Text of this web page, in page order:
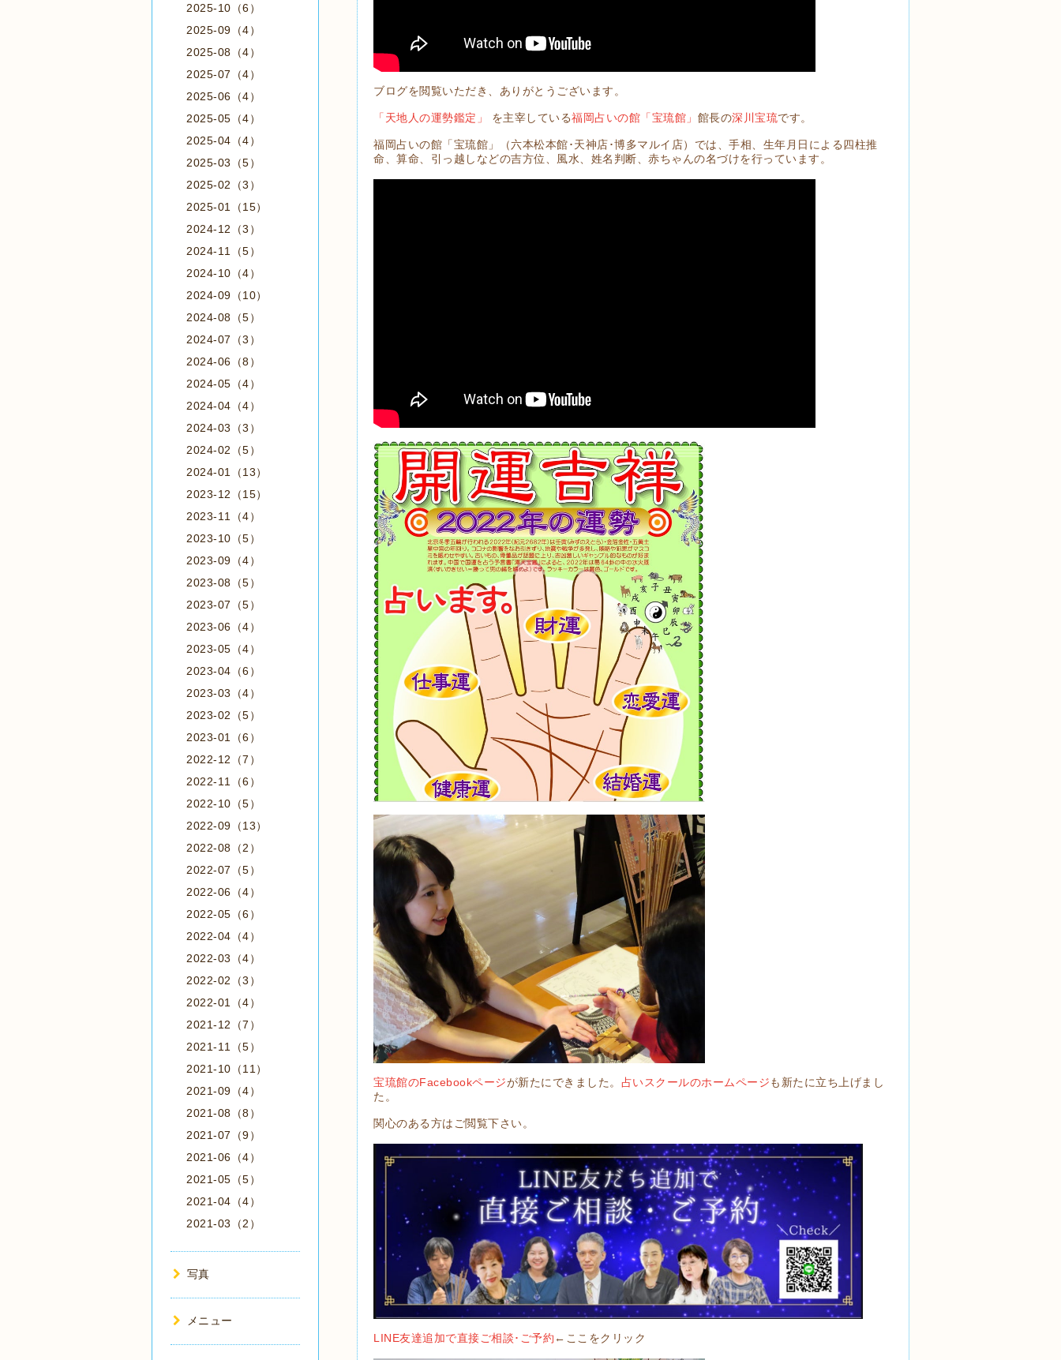
ブログを閲覧いただき、ありがとうございます。
「天地人の運勢鑑定」 を主宰している福岡占いの館「宝琉館」 館長の深川宝琉です。
福岡占いの館「宝琉館」（六本松本館･天神店･博多マルイ店）では、手相、生年月日による四柱推
命、算命、引っ越しなどの吉方位、風水、姓名判断、赤ちゃんの名づけを行っています。
宝琉館のFacebookページが新たにできました。 占いスクールのホームページも新たに立ち上げまし
た。
関心のある方はご閲覧下さい。
LINE友達追加で直接ご相談･ご予約 ←ここをクリック
2025-10（6）
2025-09（4）
2025-08（4）
2025-07（4）
2025-06（4）
2025-05（4）
2025-04（4）
2025-03（5）
2025-02（3）
2025-01（15）
2024-12（3）
2024-11（5）
2024-10（4）
2024-09（10）
2024-08（5）
2024-07（3）
2024-06（8）
2024-05（4）
2024-04（4）
2024-03（3）
2024-02（5）
2024-01（13）
2023-12（15）
2023-11（4）
2023-10（5）
2023-09（4）
2023-08（5）
2023-07（5）
2023-06（4）
2023-05（4）
2023-04（6）
2023-03（4）
2023-02（5）
2023-01（6）
2022-12（7）
2022-11（6）
2022-10（5）
2022-09（13）
2022-08（2）
2022-07（5）
2022-06（4）
2022-05（6）
2022-04（4）
2022-03（4）
2022-02（3）
2022-01（4）
2021-12（7）
2021-11（5）
2021-10（11）
2021-09（4）
2021-08（8）
2021-07（9）
2021-06（4）
2021-05（5）
2021-04（4）
2021-03（2）
写真
メニュー